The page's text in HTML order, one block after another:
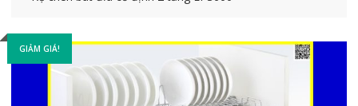
GIẢM GIÁ!